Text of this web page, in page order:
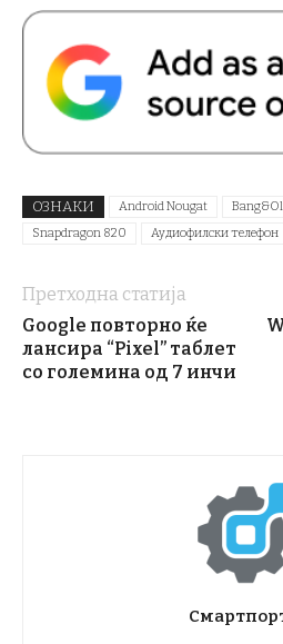
ОЗНАКИ Android Nougat
Snapdragon 820
Аудиофилски телефон
Претходна статија
Google повторно ќе
лансира “Pixel” таблет
со големина од 7 инчи